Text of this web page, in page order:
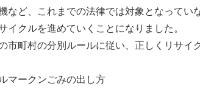
など、これまでの法律では対象となってい
イクルを進めていくことになりました。
市町村の分別ルールに従い、正しくリサイ
マークンごみの出し方